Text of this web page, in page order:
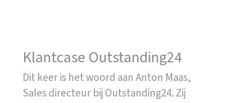
Klantcase Outstanding24
Dit keer is het woord aan Anton Maas,
Sales directeur bij Outstanding24. Zij